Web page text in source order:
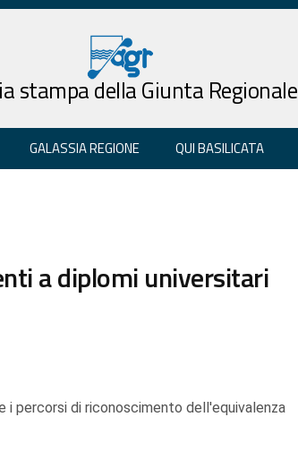
stampa della Giunta Regionale
GALASSIA REGIONE QUI BASILICATA
a diplomi universitari
i percorsi di riconoscimento dell'equivalenza